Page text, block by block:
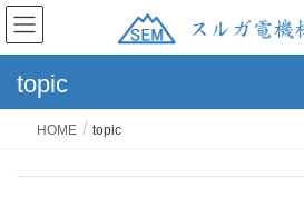
topic
HOME topic